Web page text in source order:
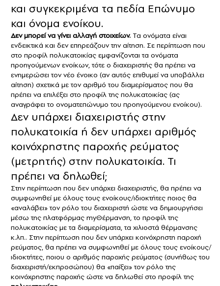
και συγκεκριμένα τα πεδία Επώνυμο
και όνομα ενοίκου.
Δεν μπορεί να γίνει αλλαγή στοιχείων. Τα ονόματα είναι
ενδεικτικά και δεν επηρεάζουν την αίτηση. Σε περίπτωση που
στο προφίλ πολυκατοικίας εμφανίζονται τα ονόματα
προηγούμενων ενοίκων, τότε ο διαχειριστής θα πρέπει να
ενημερώσει τον νέο ένοικο (αν αυτός επιθυμεί να υποβάλλει
αίτηση) σχετικά με τον αριθμό του διαμερίσματος που θα
πρέπει να επιλέξει στο προφίλ της πολυκατοικίας (ας
αναγράφει το ονοματεπώνυμο του προηγούμενου ενοίκου).
Δεν υπάρχει διαχειριστής στην
πολυκατοικία ή δεν υπάρχει αριθμός
κοινόχρηστης παροχής ρεύματος
(μετρητής) στην πολυκατοικία. Τι
πρέπει να δηλωθεί;
Στην περίπτωση που δεν υπάρχει διαχειριστής, θα πρέπει να
συμφωνηθεί με όλους τους ενοίκους/ιδιοκτήτες ποιος θα
«αναλάβει» τον ρόλο του διαχειριστή ώστε να δημιουργήσει
μέσω της πλατφόρμας myΘέρμανση, το προφίλ της
πολυκατοικίας με τα διαμερίσματα, τα χιλιοστά θέρμανσης
κ.λπ.. Στην περίπτωση που δεν υπάρχει κοινόχρηστη παροχή
ρεύματος, θα πρέπει να συμφωνηθεί με όλους τους ενοίκους/
ιδιοκτήτες, ποιου ο αριθμός παροχής ρεύματος (συνήθως του
διαχειριστή/εκπροσώπου) θα «παίξει» τον ρόλο της
κοινόχρηστης παροχής ώστε να δηλωθεί στο προφίλ της